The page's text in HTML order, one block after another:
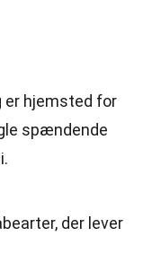
er hjemsted for
spændende
der lever